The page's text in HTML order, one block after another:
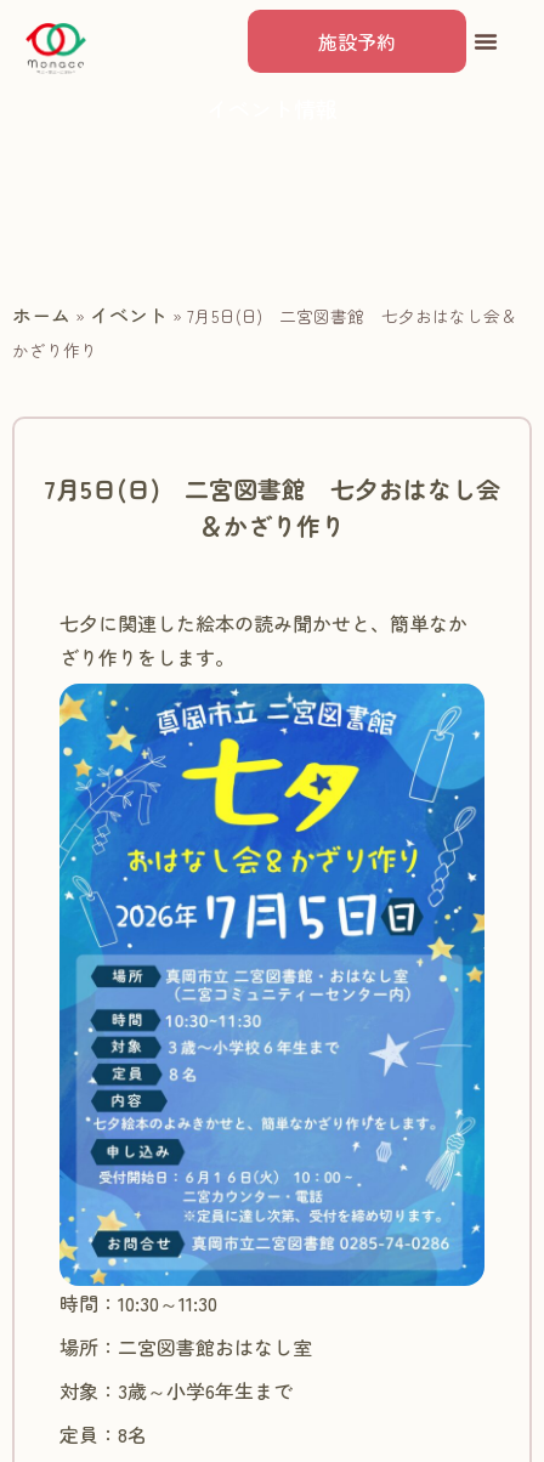
施設予約
ホーム » イベント » 7月5日(日) 二宮図書館 七夕おはなし会＆
かざり作り
7月5日(日) 二宮図書館 七夕おはなし会
＆かざり作り
七夕に関連した絵本の読み聞かせと、簡単なか
ざり作りをします。
時間：10:30～11:30
場所：二宮図書館おはなし室
対象：3歳～小学6年生まで
定員：8名